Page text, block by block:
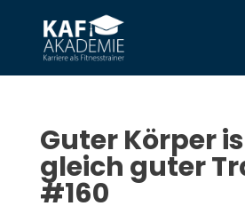
Guter Körper
gleich guter
#160